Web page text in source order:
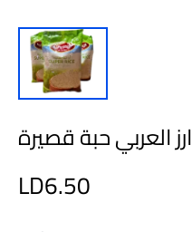
ارز العربي حبة قصيرة
LD6.50